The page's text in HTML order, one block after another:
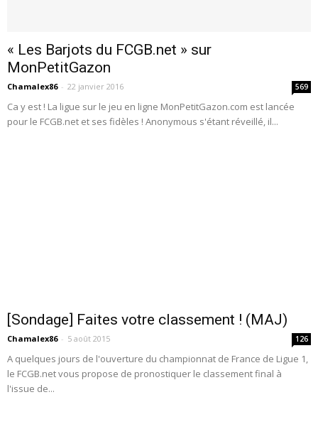
« Les Barjots du FCGB.net » sur
MonPetitGazon
Chamalex86 - 22 janvier 2016 569
Ca y est ! La ligue sur le jeu en ligne MonPetitGazon.com est lancée
pour le FCGB.net et ses fidèles ! Anonymous s'étant réveillé, il...
[Sondage] Faites votre classement ! (MAJ)
Chamalex86 - 5 août 2015 126
A quelques jours de l'ouverture du championnat de France de Ligue 1,
le FCGB.net vous propose de pronostiquer le classement final à
l'issue de...